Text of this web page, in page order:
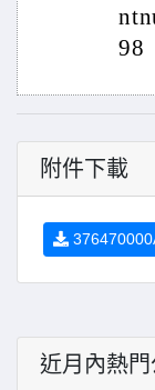
98
附件下載
近月內熱門